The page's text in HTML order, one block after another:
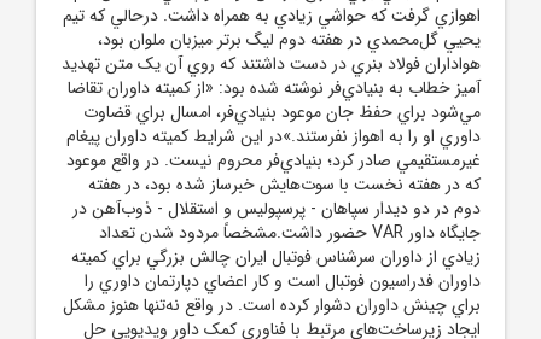
اهوازي گرفت که حواشي زيادي به همراه داشت. درحالي که تيم
يحيي گل‌محمدي در هفته دوم ليگ برتر ميزبان ملوان بود،
هواداران فولاد بنري در دست داشتند که روي آن يک متن تهديد
آميز خطاب به بنيادي‌فر نوشته شده بود: «از کميته داوران تقاضا
مي‌شود براي حفظ جان موعود بنيادي‌فر، امسال براي قضاوت
داوري او را به اهواز نفرستند.»در اين شرايط کميته داوران پيغام
غيرمستقيمي صادر کرد؛ بنيادي‌فر محروم نيست. در واقع موعود
که در هفته نخست با سوت‌هايش خبرساز شده بود، در هفته
دوم در دو ديدار سپاهان - پرسپوليس و استقلال - ذوب‌آهن در
جايگاه داور VAR حضور داشت.مشخصاً مردود شدن تعداد
زيادي از داوران سرشناس فوتبال ايران چالش بزرگي براي کميته
داوران فدراسيون فوتبال است و کار اعضاي دپارتمان داوري را
براي چينش داوران دشوار کرده است. در واقع نه‌تنها هنوز مشکل
ايجاد زيرساخت‌هاي مرتبط با فناوري کمک‌‎ داور ويديويي حل